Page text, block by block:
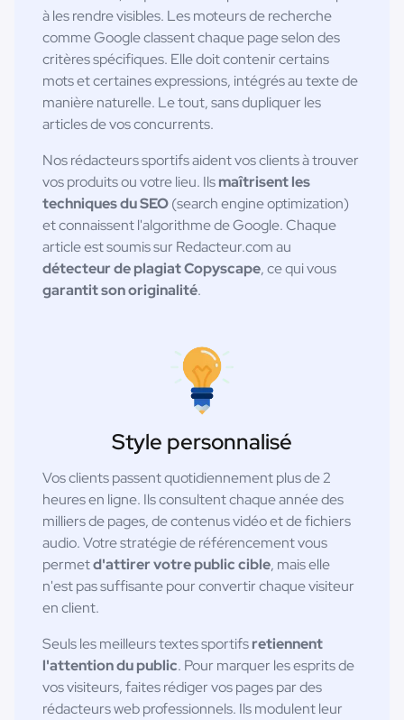
à les rendre visibles. Les moteurs de recherche
comme Google classent chaque page selon des
critères spécifiques. Elle doit contenir certains
mots et certaines expressions, intégrés au texte de
manière naturelle. Le tout, sans dupliquer les
articles de vos concurrents.
Nos rédacteurs sportifs aident vos clients à trouver
vos produits ou votre lieu. Ilsmaîtrisent les
techniques du SEO(search engine optimization)
et connaissent l'algorithme de Google. Chaque
article est soumis sur Redacteur.com au
détecteur de plagiat Copyscape, ce qui vous
garantit son originalité.
Style personnalisé
Vos clients passent quotidiennement plus de 2
heures en ligne. Ils consultent chaque année des
milliers de pages, de contenus vidéo et de fichiers
audio. Votre stratégie de référencement vous
permetd'attirer votre public cible, mais elle
n'est pas suffisante pour convertir chaque visiteur
en client.
Seuls les meilleurs textes sportifsretiennent
l'attention du public. Pour marquer les esprits de
vos visiteurs, faites rédiger vos pages par des
rédacteurs web professionnels. Ils modulent leur